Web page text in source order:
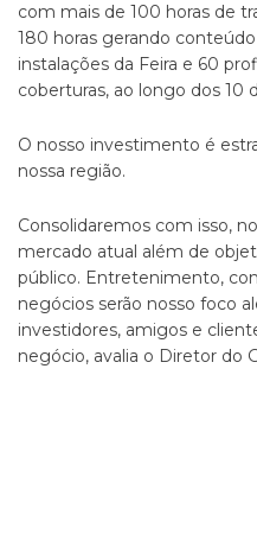
com mais de 100 horas de
180 horas gerando
instalações da Feira e 60
coberturas, ao longo dos 10
O nosso investimento é
nossa região.
Consolidaremos com isso,
mercado atual além de
público. Entretenimento,
negócios serão nosso foco
investidores, amigos e
negócio, avalia o Diretor do